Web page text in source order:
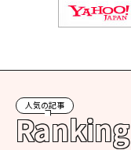
人気の記事
Ranking